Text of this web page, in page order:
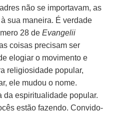
não se importavam, as
sua maneira. É verdade
28 deEvangelii
coisas precisam ser
elogiar o movimento e
religiosidade popular,
ele mudou o nome.
da espiritualidade popular.
estão fazendo. Convido-